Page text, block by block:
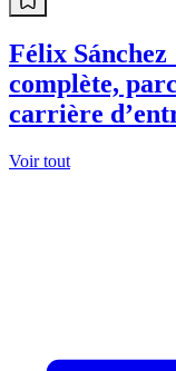
Félix
complète,
carrière
Voir tout